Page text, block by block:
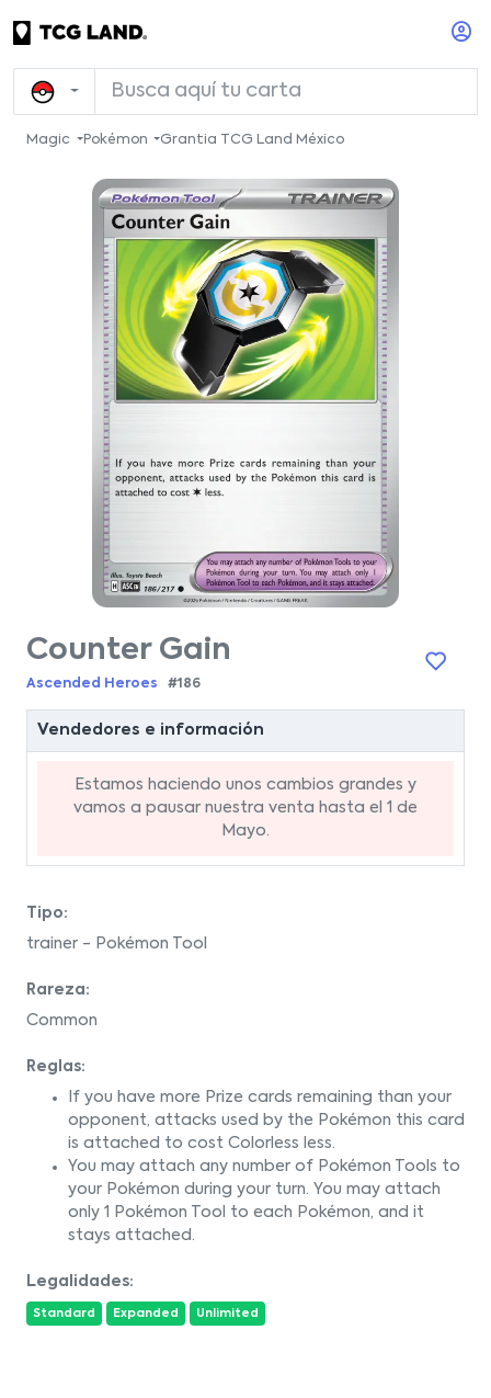
Magic Pokémon Grantia TCG Land México
Counter Gain
Ascended Heroes #186
Vendedores e información
Estamos haciendo unos cambios grandes y
vamos a pausar nuestra venta hasta el 1 de
Mayo.
Tipo:
trainer - Pokémon Tool
Rareza:
Common
Reglas:
If you have more Prize cards remaining than your
opponent, attacks used by the Pokémon this card
is attached to cost Colorless less.
You may attach any number of Pokémon Tools to
your Pokémon during your turn. You may attach
only 1 Pokémon Tool to each Pokémon, and it
stays attached.
Legalidades:
Standard Expanded Unlimited